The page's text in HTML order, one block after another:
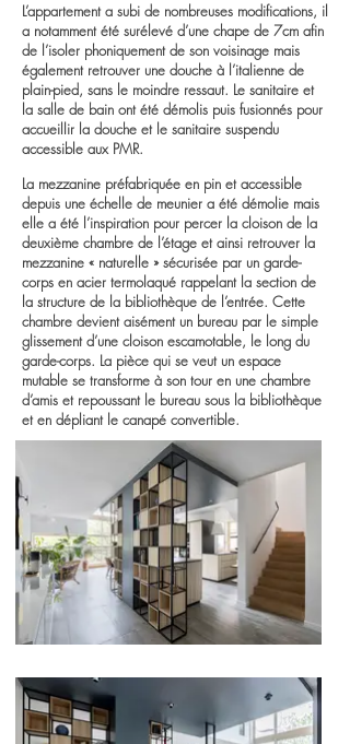
L’appartement a subi de nombreuses modifications, il
a notamment été surélevé d’une chape de 7cm afin
de l’isoler phoniquement de son voisinage mais
également retrouver une douche à l’italienne de
plain-pied, sans le moindre ressaut. Le sanitaire et
la salle de bain ont été démolis puis fusionnés pour
accueillir la douche et le sanitaire suspendu
accessible aux PMR.
La mezzanine préfabriquée en pin et accessible
depuis une échelle de meunier a été démolie mais
elle a été l’inspiration pour percer la cloison de la
deuxième chambre de l’étage et ainsi retrouver la
mezzanine « naturelle » sécurisée par un garde-
corps en acier termolaqué rappelant la section de
la structure de la bibliothèque de l’entrée. Cette
chambre devient aisément un bureau par le simple
glissement d’une cloison escamotable, le long du
garde-corps. La pièce qui se veut un espace
mutable se transforme à son tour en une chambre
d’amis et repoussant le bureau sous la bibliothèque
et en dépliant le canapé convertible.